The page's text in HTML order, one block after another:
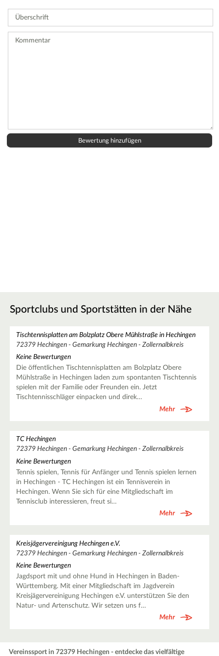
eine
Sportclubs und Sportstätten in der Nähe
Tischtennisplatten am Bolzplatz Obere Mühlstraße in Hechingen
72379 Hechingen - Gemarkung Hechingen - Zollernalbkreis
Keine Bewertungen
Die öffentlichen Tischtennisplatten am Bolzplatz Obere
Mühlstraße in Hechingen laden zum spontanten Tischtennis
spielen mit der Familie oder Freunden ein. Jetzt
Tischtennisschläger einpacken und direk…
Mehr
TC Hechingen
72379 Hechingen - Gemarkung Hechingen - Zollernalbkreis
Keine Bewertungen
Tennis spielen, Tennis für Anfänger und Tennis spielen lernen
in Hechingen - TC Hechingen ist ein Tennisverein in
Hechingen. Wenn Sie sich für eine Mitgliedschaft im
Tennisclub interessieren, freut si…
Mehr
Kreisjägervereinigung Hechingen e.V.
72379 Hechingen - Gemarkung Hechingen - Zollernalbkreis
Keine Bewertungen
Jagdsport mit und ohne Hund in Hechingen in Baden-
Württemberg. Mit einer Mitgliedschaft im Jagdverein
Kreisjägervereinigung Hechingen e.V. unterstützen Sie den
Natur- und Artenschutz. Wir setzen uns f…
Mehr
Vereinssport in 72379 Hechingen - entdecke das vielfältige